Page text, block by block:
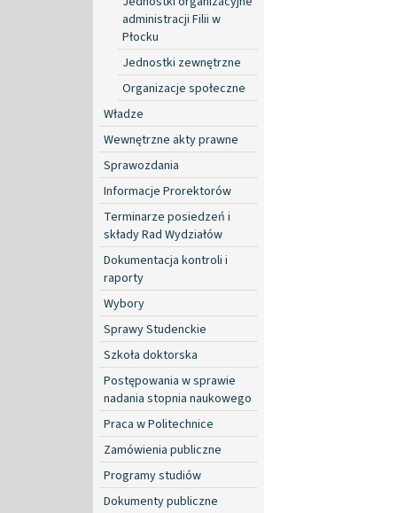
administracji Filii w
Płocku
Jednostki zewnętrzne
Organizacje społeczne
Władze
Wewnętrzne akty prawne
Sprawozdania
Informacje Prorektorów
Terminarze posiedzeń i
składy Rad Wydziałów
Dokumentacja kontroli i
raporty
Wybory
Sprawy Studenckie
Szkoła doktorska
Postępowania w sprawie
nadania stopnia naukowego
Praca w Politechnice
Zamówienia publiczne
Programy studiów
Dokumenty publiczne